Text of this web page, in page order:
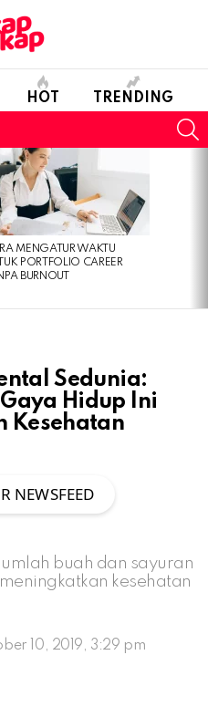
HOT TRENDING
MENGATUR WAKTU
PORTFOLIO CAREER
BURNOUT
Sedunia:
Hidup Ini
Kesehatan
NEWSFEED
buah dan sayuran
kesehatan
10, 2019, 3:29 pm